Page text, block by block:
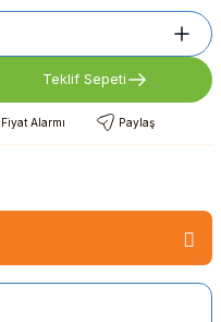
Teklif Sepeti
Fiyat Alarmı Paylaş